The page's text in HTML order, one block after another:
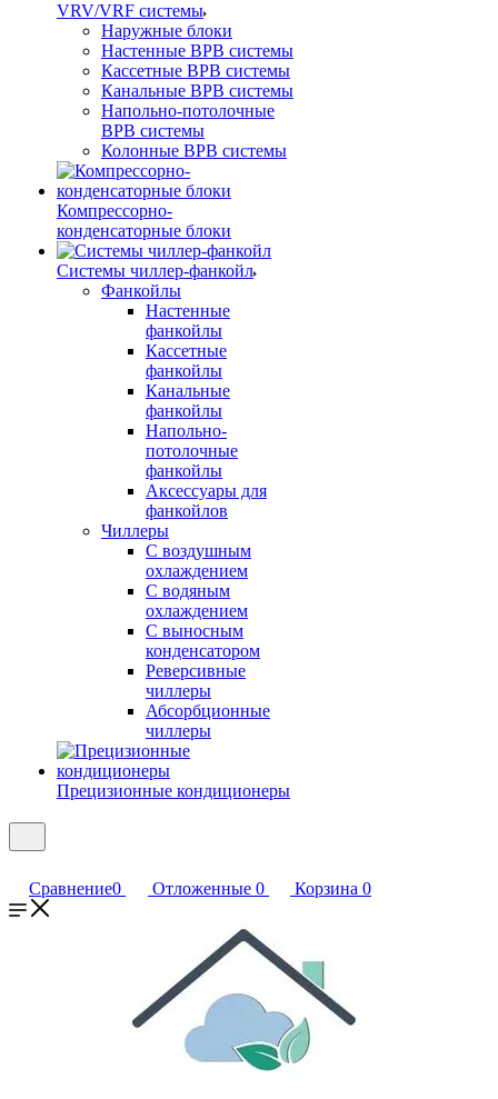
VRV/VRF системы
Наружные блоки
Настенные ВРВ системы
Кассетные ВРВ системы
Канальные ВРВ системы
Напольно-потолочные
ВРВ системы
Колонные ВРВ системы
Компрессорно-
конденсаторные блоки
Системы чиллер-фанкойл
Фанкойлы
Настенные
фанкойлы
Кассетные
фанкойлы
Канальные
фанкойлы
Напольно-
потолочные
фанкойлы
Аксессуары для
фанкойлов
Чиллеры
С воздушным
охлаждением
С водяным
охлаждением
С выносным
конденсатором
Реверсивные
чиллеры
Абсорбционные
чиллеры
Прецизионные кондиционеры
Сравнение0 Отложенные 0 Корзина 0